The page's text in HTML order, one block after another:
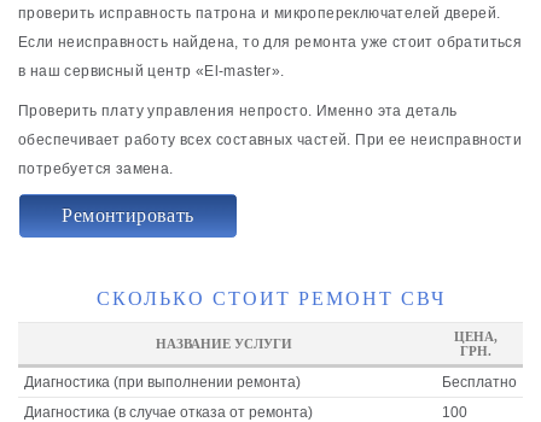
проверить исправность патрона и микропереключателей дверей.
Если неисправность найдена, то для ремонта уже стоит обратиться
в наш сервисный центр «El-master».
Проверить плату управления непросто. Именно эта деталь
обеспечивает работу всех составных частей. При ее неисправности
потребуется замена.
Ремонтировать
СКОЛЬКО СТОИТ РЕМОНТ СВЧ
НАЗВАНИЕ УСЛУГИ
ЦЕНА,
ГРН.
Диагностика (при выполнении ремонта)
Бесплатно
Диагностика (в случае отказа от ремонта)
100